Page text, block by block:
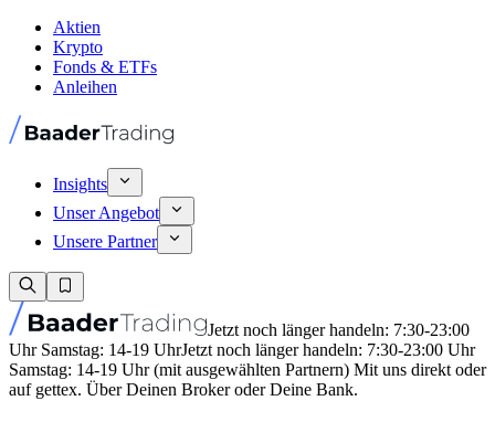
Aktien
Krypto
Fonds & ETFs
Anleihen
Insights
Unser Angebot
Unsere Partner
Jetzt noch länger handeln: 7:30-23:00
Uhr Samstag: 14-19 UhrJetzt noch länger handeln: 7:30-23:00 Uhr
Samstag: 14-19 Uhr (mit ausgewählten Partnern) Mit uns direkt oder
auf gettex. Über Deinen Broker oder Deine Bank.